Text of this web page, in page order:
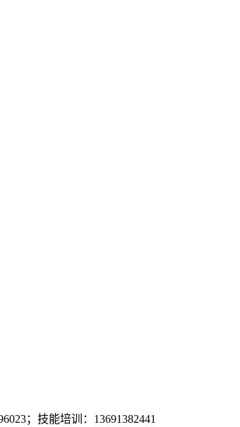
；技能培训：13691382441